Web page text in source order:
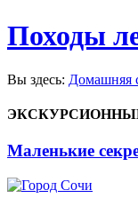
Походы
Вы здесь: Домашняя
Маленькие